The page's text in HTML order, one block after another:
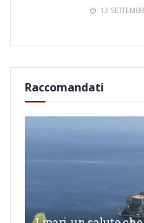
13
Raccomandati